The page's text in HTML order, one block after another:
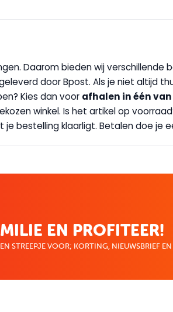
Daarom bieden wij verschillende
door Bpost. Als je niet altijd
Kies dan voor afhalen in één
winkel. Is het artikel op
bestelling klaarligt. Betalen doe je
EN PROFITEER!
STREEPJE VOOR; KORTING, NIEUWSBRIEF EN